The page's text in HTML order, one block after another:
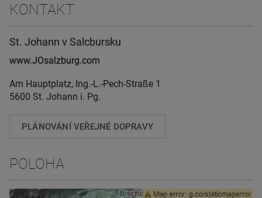
KONTAKT
St. Johann v Salcbursku
www.JOsalzburg.com
Am Hauptplatz, Ing.-L.-Pech-Straße 1
5600 St. Johann i. Pg.
PLÁNOVÁNÍ VEŘEJNÉ DOPRAVY
POLOHA